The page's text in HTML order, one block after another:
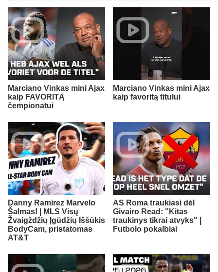
Marciano Vinkas mini Ajax
kaip FAVORITĄ
čempionatui
Marciano Vinkas mini Ajax
kaip favoritą titului
Danny Ramirez Marvelo
Šalmas! | MLS Visų
Žvaigždžių Įgūdžių Iššūkis
BodyCam, pristatomas
AT&T
AS Roma traukiasi dėl
Givairo Read: "Kitas
traukinys tikrai atvyks" |
Futbolo pokalbiai